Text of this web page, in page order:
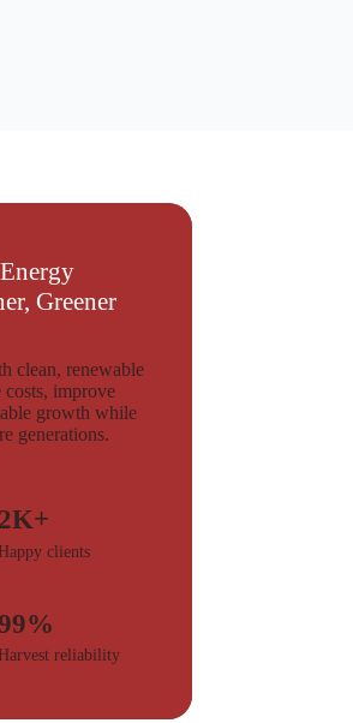
Greener
clean, renewable
costs, improve
growth while
generations.
2K+
clients
reliability